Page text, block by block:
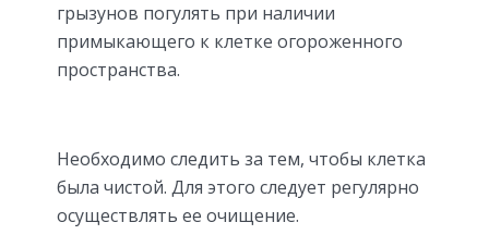
грызунов погулять при наличии
примыкающего к клетке огороженного
пространства.
Необходимо следить за тем, чтобы клетка
была чистой. Для этого следует регулярно
осуществлять ее очищение.